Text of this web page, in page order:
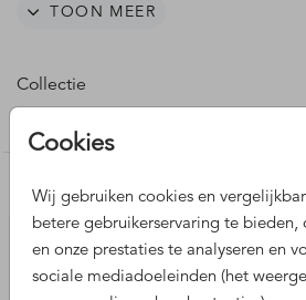
Cookies
Wij gebruiken cookies en
betere gebruikerservaring te bieden,
en onze prestaties te analyseren en
sociale mediadoeleinden (het
vandaag nog en maak de geboorte
TOON MEER
Collectie
Nog meer leuke ontwerpen